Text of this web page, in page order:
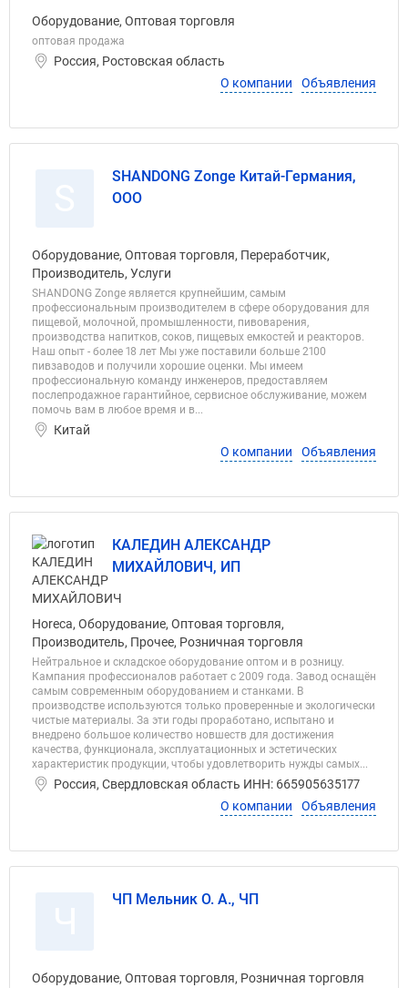
Оборудование, Оптовая торговля
оптовая продажа
Россия, Ростовская область
О компании
Объявления
SHANDONG Zonge Китай-Германия,
ООО
Оборудование, Оптовая торговля, Переработчик,
Производитель, Услуги
SHANDONG Zonge является крупнейшим, самым
профессиональным производителем в сфере оборудования для
пищевой, молочной, промышленности, пивоварения,
производства напитков, соков, пищевых емкостей и реакторов.
Наш опыт - более 18 лет Мы уже поставили больше 2100
пивзаводов и получили хорошие оценки. Мы имеем
профессиональную команду инженеров, предоставляем
послепродажное гарантийное, сервисное обслуживание, можем
помочь вам в любое время и в...
Китай
О компании
Объявления
КАЛЕДИН АЛЕКСАНДР
МИХАЙЛОВИЧ, ИП
Horeca, Оборудование, Оптовая торговля,
Производитель, Прочее, Розничная торговля
Нейтральное и складское оборудование оптом и в розницу.
Кампания профессионалов работает с 2009 года. Завод оснащён
самым современным оборудованием и станками. В
производстве используются только проверенные и экологически
чистые материалы. За эти годы проработано, испытано и
внедрено большое количество новшеств для достижения
качества, функционала, эксплуатационных и эстетических
характеристик продукции, чтобы удовлетворить нужды самых...
Россия, Свердловская область ИНН: 665905635177
О компании
Объявления
ЧП Мельник О. А., ЧП
Оборудование, Оптовая торговля, Розничная торговля